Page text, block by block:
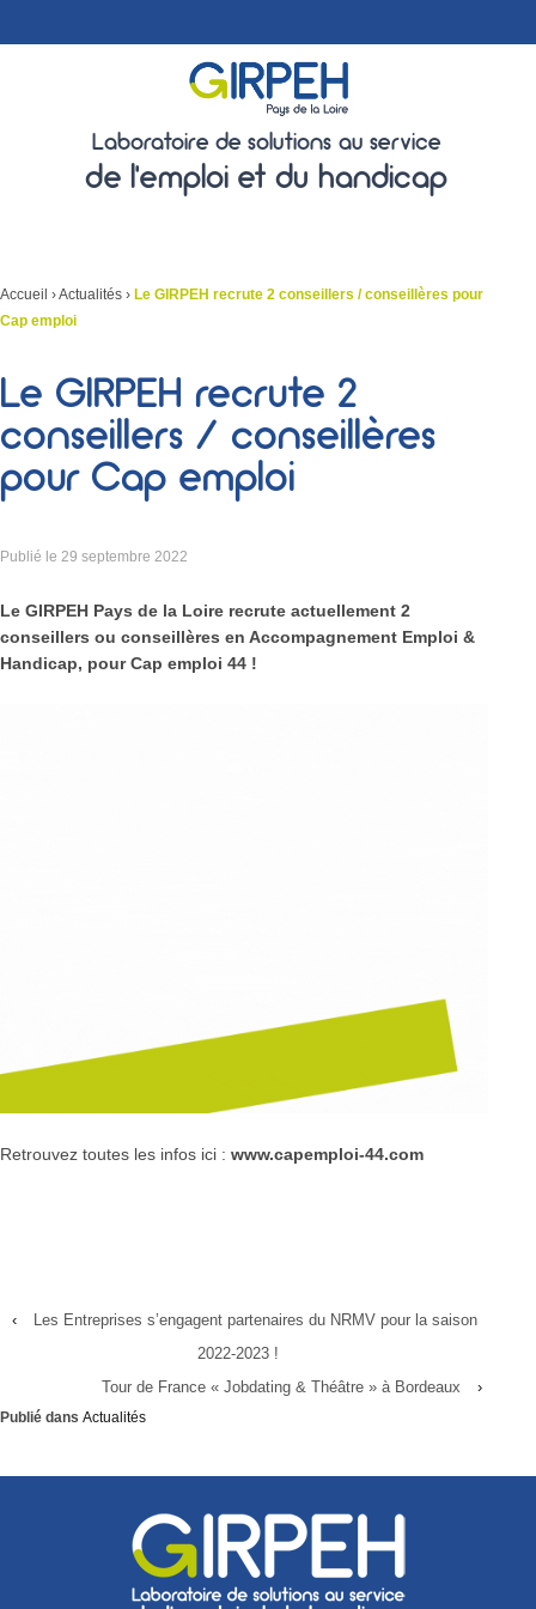
Laboratoire de solutions au service
de l'emploi et du handicap
Accueil ›Actualités › Le GIRPEH recrute 2 conseillers / conseillères pour
Cap emploi
Le GIRPEH recrute 2
conseillers / conseillères
pour Cap emploi
Publié le 29 septembre 2022
Le GIRPEH Pays de la Loire recrute actuellement 2
conseillers ou conseillères en Accompagnement Emploi &
Handicap, pour Cap emploi 44 !
Retrouvez toutes les infos ici : www.capemploi-44.com
‹
Les Entreprises s’engagent partenaires du NRMV pour la saison
2022-2023 !
Tour de France « Jobdating & Théâtre » à Bordeaux
›
Publié dans Actualités